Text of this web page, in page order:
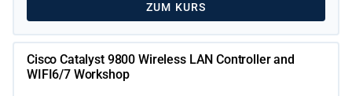
ZUM KURS
Cisco Catalyst 9800 Wireless LAN Controller and
WIFI6/7 Workshop